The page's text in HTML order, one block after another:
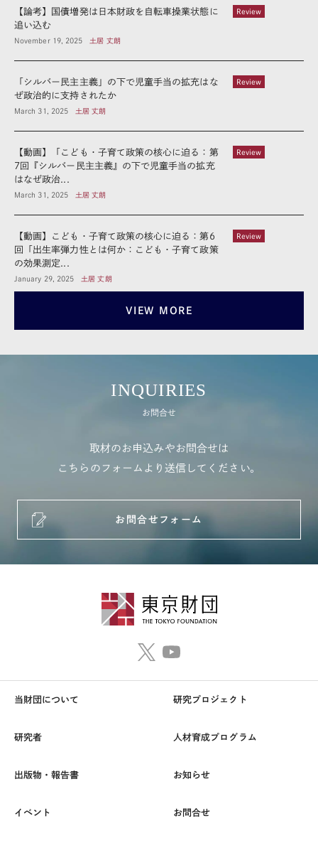
Review
【論考】国債増発は日本財政を自転車操業状態に
追い込む
November 19, 2025 土居 丈朗
Review
「シルバー民主主義」の下で児童手当の拡充はな
ぜ政治的に支持されたか
March 31, 2025 土居 丈朗
Review
【動画】「こども・子育て政策の核心に迫る：第
7回『シルバー民主主義』の下で児童手当の拡充
はなぜ政治...
March 31, 2025 土居 丈朗
Review
【動画】こども・子育て政策の核心に迫る：第6
回「出⽣率弾⼒性とは何か：こども・⼦育て政策
の効果測定...
January 29, 2025 土居 丈朗
VIEW MORE
INQUIRIES
お問合せ
取材のお申込みやお問合せは
こちらのフォームより送信してください。
お問合せフォーム
当財団について 研究プロジェクト
研究者 人材育成プログラム
出版物・報告書 お知らせ
イベント お問合せ